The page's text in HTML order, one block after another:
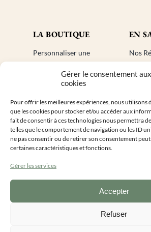
Gérer le consentement aux
cookies
Pour offrir les meilleures expériences, nous utilisons
que les cookies pour stocker et/ou accéder aux
fait de consentir à ces technologies nous permettra
telles que le comportement de navigation ou les ID
ne pas consentir ou de retirer son consentement
certaines caractéristiques et fonctions.
Gérer les services
Accepter
Refuser
LA BOUTIQUE
Personnaliser une
Cadeaux invités
Livraisons
Retours
EN
Nos
Créer
Faq
INFORMATIONS DE
Lundi au vendredi 9h – 16h
9 55 50 28 14